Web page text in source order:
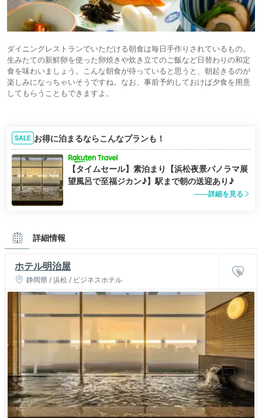
ダイニングレストランでいただける朝食は毎日手作りされているもの。
生みたての新鮮卵を使った卵焼きや炊き立てのご飯など日替わりの和定
食を味わいましょう。こんな朝食が待っていると思うと、朝起きるのが
楽しみになっちゃいそうですね。なお、事前予約しておけば夕食を用意
してもらうこともできますよ。
SALE お得に泊まるならこんなプランも！
【タイムセール】素泊まり【浜松夜景パノラマ展
望風呂で至福ジカン♪】駅まで朝の送迎あり♪
詳細を見る
詳細情報
ホテル明治屋
静岡県 / 浜松 / ビジネスホテル